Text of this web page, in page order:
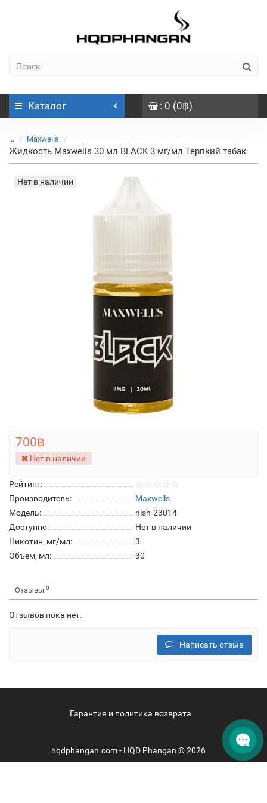
Каталог : 0 (0฿)
... Maxwells
Жидкость Maxwells 30 мл BLACK 3 мг/мл Терпкий табак
Нет в наличии
Рейтинг:
Производитель:
Maxwells
Модель:
nish-23014
Доступно:
Нет в наличии
Никотин, мг/мл:
3
Объем, мл:
30
700฿
Нет в наличии
Отзывы 0
Отзывов пока нет.
Написать отзыв
Гарантия и политика возврата
hqdphangan.com - HQD Phangan © 2026